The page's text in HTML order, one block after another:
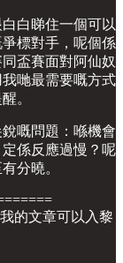
白睇住一個可以
標對手，呢個係
盃賽面對阿仙奴
哋最需要嘅方式
。
嘅問題：喺機會
係反應過慢？呢
分曉。
的文章可以入黎